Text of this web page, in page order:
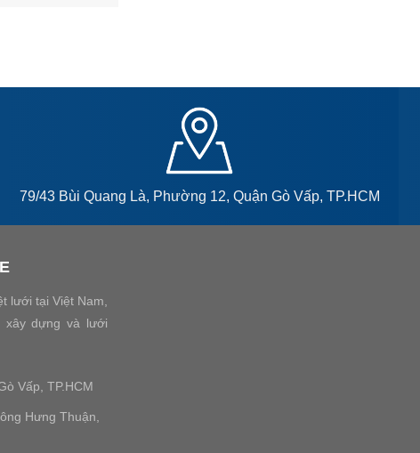
79/43 Bùi Quang Là, Phường 12, Quận Gò Vấp, TP.HCM
lưới tại Việt Nam,
xây dựng và lưới
Vấp, TP.HCM
Hưng Thuận,